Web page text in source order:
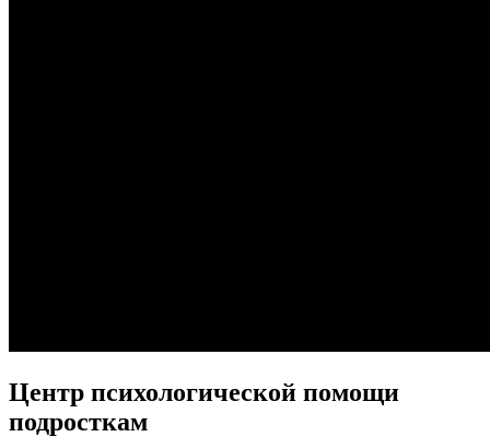
Центр психологической помощи
подросткам